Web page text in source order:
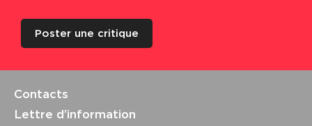
Poster une critique
Contacts
Lettre d’information